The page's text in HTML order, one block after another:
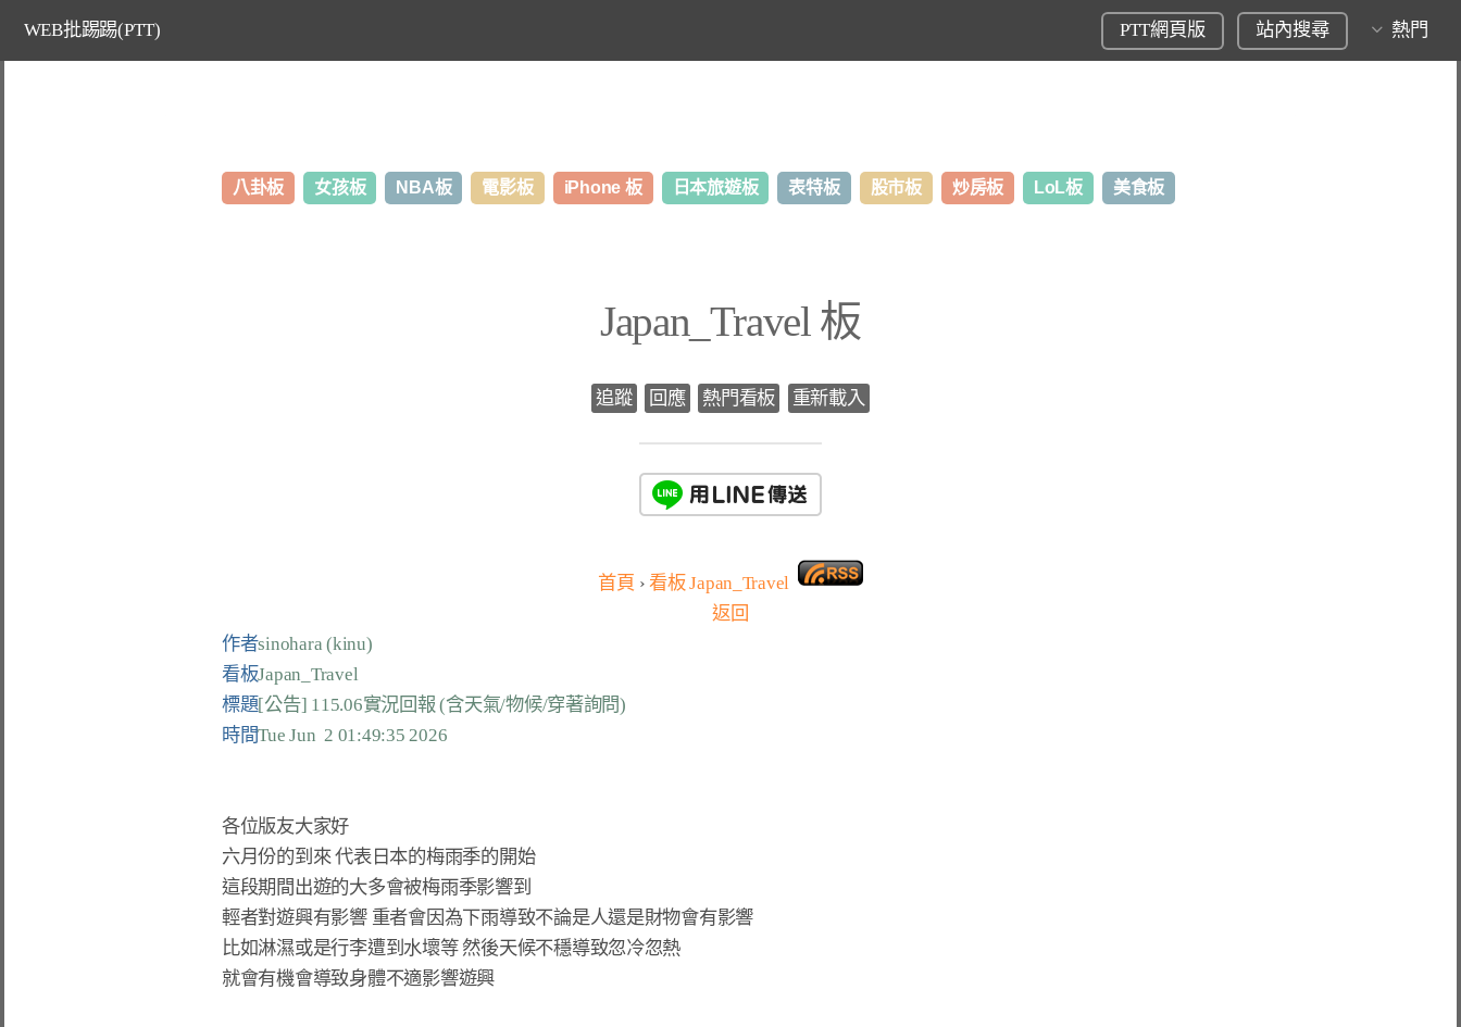
WEB批踢踢(PTT) PTT網頁版 站內搜尋 熱門
八卦板 女孩板 NBA板 電影板 iPhone 板 日本旅遊板 表特板 股市板 炒房板 LoL板 美食板
Japan_Travel 板
追蹤 回應 熱門看板 重新載入
首頁 › 看板Japan_Travel
返回
作者sinohara (kinu)
看板Japan_Travel
標題[公告] 115.06實況回報 (含天氣/物候/穿著詢問)
時間Tue Jun  2 01:49:35 2026
各位版友大家好
六月份的到來 代表日本的梅雨季的開始
這段期間出遊的大多會被梅雨季影響到
輕者對遊興有影響 重者會因為下雨導致不論是人還是財物會有影響
比如淋濕或是行李遭到水壞等 然後天候不穩導致忽冷忽熱
就會有機會導致身體不適影響遊興